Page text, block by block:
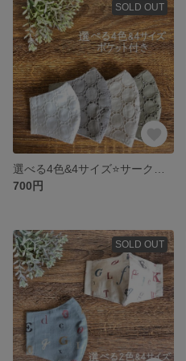
SOLD OUT
700円
SOLD OUT